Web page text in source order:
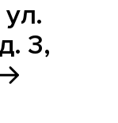
3,